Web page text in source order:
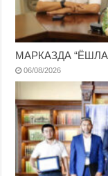
МАРКАЗДА
06/08/2026